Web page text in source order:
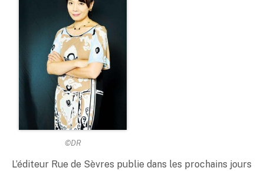
©DR
L’éditeur Rue de Sèvres publie dans les prochains jours